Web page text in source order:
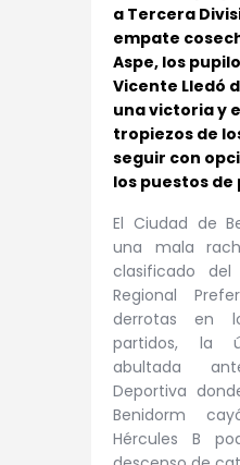
a Tercera
empate
Aspe, los
Vicente Lledó
una victoria y
tropiezos de
seguir con
los puestos
El Ciudad de
una mala
clasificado
Regional
derrotas en
partidos, la
abultada
Deportiva
Benidorm
Hércules B